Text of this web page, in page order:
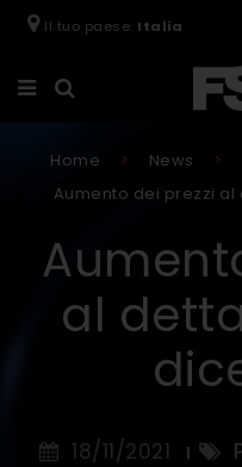
Il tuo paese: Italia
Home News
Aumento dei prezzi
al
18/11/2021